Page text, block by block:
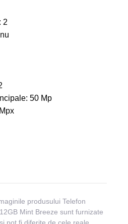
2
nu
50 Mp
produsului Telefon
Mint Breeze sunt furnizate